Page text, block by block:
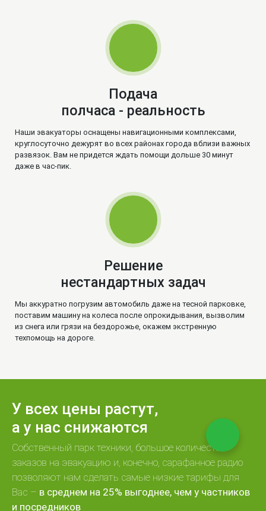
Подача
полчаса - реальность
Наши эвакуаторы оснащены навигационными комплексами,
круглосуточно дежурят во всех районах города вблизи важных
развязок. Вам не придется ждать помощи дольше 30 минут
даже в час-пик.
Решение
нестандартных задач
Мы аккуратно погрузим автомобиль даже на тесной парковке,
поставим машину на колеса после опрокидывания, вызволим
из снега или грязи на бездорожье, окажем экстренную
техпомощь на дороге.
У всех цены растут,
а у нас снижаются
Собственный парк техники, большое количество
заказов на эвакуацию и, конечно, сарафанное радио
позволяют нам сделать самые низкие тарифы для
Вас – в среднем на 25% выгоднее, чем у частников
и посредников